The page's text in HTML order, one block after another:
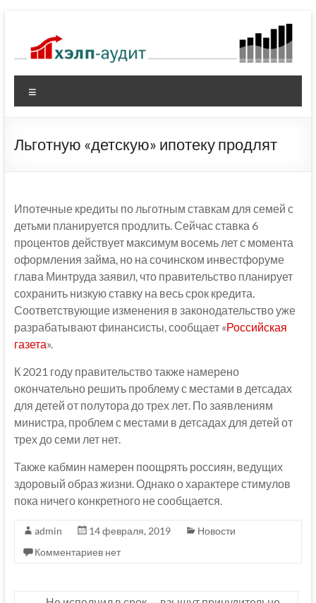
содержимому
Льготную «детскую» ипотеку продлят
Ипотечные кредиты по льготным ставкам для семей с
детьми планируется продлить. Сейчас ставка 6
процентов действует максимум восемь лет с момента
оформления займа, но на сочинском инвестфоруме
глава Минтруда заявил, что правительство планирует
сохранить низкую ставку на весь срок кредита.
Соответствующие изменения в законодательство уже
разрабатывают финансисты, сообщает «Российская
газета».
К 2021 году правительство также намерено
окончательно решить проблему с местами в детсадах
для детей от полутора до трех лет. По заявлениям
министра, проблем с местами в детсадах для детей от
трех до семи лет нет.
Также кабмин намерен поощрять россиян, ведущих
здоровый образ жизни. Однако о характере стимулов
пока ничего конкретного не сообщается.
admin 14 февраля, 2019
Новости
Комментариев нет